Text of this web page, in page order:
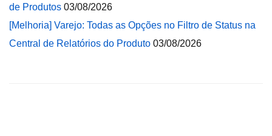
de Produtos 03/08/2026
[Melhoria] Varejo: Todas as Opções no Filtro de Status na
Central de Relatórios do Produto 03/08/2026